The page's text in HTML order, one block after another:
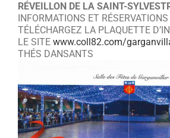
RÉVEILLON DE LA SAINT-
INFORMATIONS ET
TÉLÉCHARGEZ LA PLAQUETTE
LE SITE www.coll82.com/
THÉS DANSANTS